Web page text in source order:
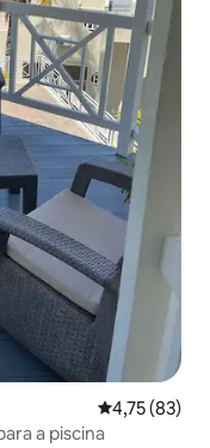
4,75 de uma
4,75 (83)
a piscina